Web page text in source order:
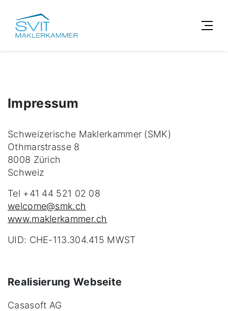
Impressum
Schweizerische Maklerkammer (SMK)
Othmarstrasse 8
8008 Zürich
Schweiz
Tel +41 44 521 02 08
welcome@smk.ch
www.maklerkammer.ch
UID: CHE-113.304.415 MWST
Realisierung Webseite
Casasoft AG